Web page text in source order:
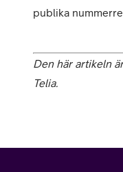
publika
Den här artikeln
Telia.